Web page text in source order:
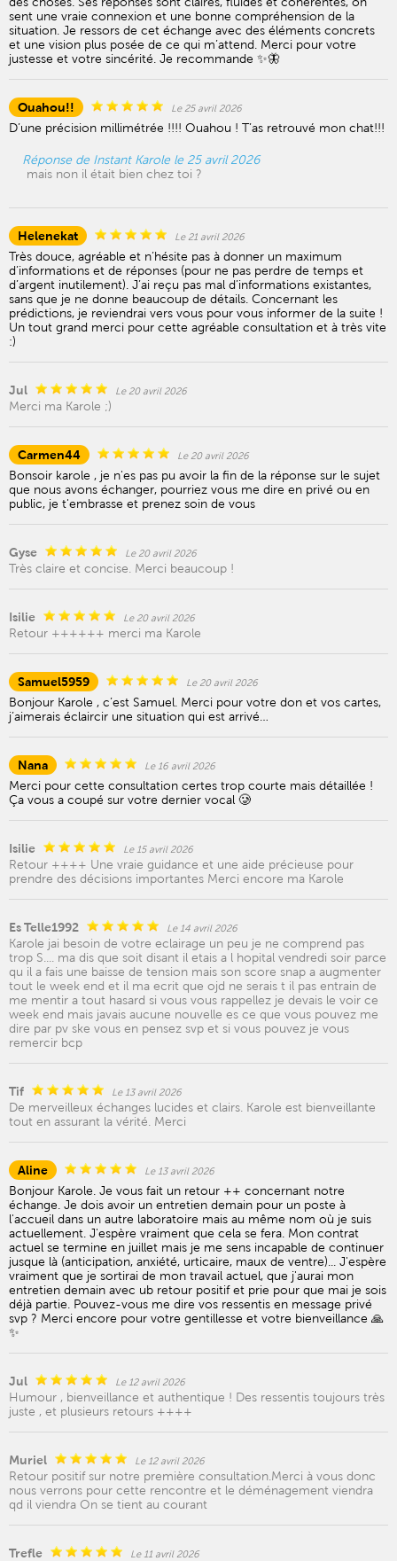
sent une vraie connexion et une bonne compréhension de la
situation. Je ressors de cet échange avec des éléments concrets
et une vision plus posée de ce qui m’attend. Merci pour votre
justesse et votre sincérité. Je recommande ✨🦋
Ouahou!! Le 25 avril 2026
D’une précision millimétrée !!!! Ouahou ! T’as retrouvé mon chat!!!
Réponse de Instant Karole le 25 avril 2026
mais non il était bien chez toi ?
Helenekat Le 21 avril 2026
Très douce, agréable et n’hésite pas à donner un maximum
d’informations et de réponses (pour ne pas perdre de temps et
d’argent inutilement). J’ai reçu pas mal d’informations existantes,
sans que je ne donne beaucoup de détails. Concernant les
prédictions, je reviendrai vers vous pour vous informer de la suite !
Un tout grand merci pour cette agréable consultation et à très vite
:)
Jul Le 20 avril 2026
Merci ma Karole ;)
Carmen44 Le 20 avril 2026
Bonsoir karole , je n'es pas pu avoir la fin de la réponse sur le sujet
que nous avons échanger, pourriez vous me dire en privé ou en
public, je t'embrasse et prenez soin de vous
Gyse Le 20 avril 2026
Très claire et concise. Merci beaucoup !
Isilie Le 20 avril 2026
Retour ++++++ merci ma Karole
Samuel5959 Le 20 avril 2026
Bonjour Karole , c’est Samuel. Merci pour votre don et vos cartes,
j’aimerais éclaircir une situation qui est arrivé…
Nana Le 16 avril 2026
Merci pour cette consultation certes trop courte mais détaillée !
Ça vous a coupé sur votre dernier vocal 🥲
Isilie Le 15 avril 2026
Retour ++++ Une vraie guidance et une aide précieuse pour
prendre des décisions importantes Merci encore ma Karole
Es Telle1992 Le 14 avril 2026
Karole jai besoin de votre eclairage un peu je ne comprend pas
trop S.... ma dis que soit disant il etais a l hopital vendredi soir parce
qu il a fais une baisse de tension mais son score snap a augmenter
tout le week end et il ma ecrit que ojd ne serais t il pas entrain de
me mentir a tout hasard si vous vous rappellez je devais le voir ce
week end mais javais aucune nouvelle es ce que vous pouvez me
dire par pv ske vous en pensez svp et si vous pouvez je vous
remercir bcp
Tif Le 13 avril 2026
De merveilleux échanges lucides et clairs. Karole est bienveillante
tout en assurant la vérité. Merci
Aline Le 13 avril 2026
Bonjour Karole. Je vous fait un retour ++ concernant notre
échange. Je dois avoir un entretien demain pour un poste à
l'accueil dans un autre laboratoire mais au même nom où je suis
actuellement. J'espère vraiment que cela se fera. Mon contrat
actuel se termine en juillet mais je me sens incapable de continuer
jusque là (anticipation, anxiété, urticaire, maux de ventre)... J'espère
vraiment que je sortirai de mon travail actuel, que j'aurai mon
entretien demain avec ub retour positif et prie pour que mai je sois
déjà partie. Pouvez-vous me dire vos ressentis en message privé
svp ? Merci encore pour votre gentillesse et votre bienveillance 🙏
✨️
Jul Le 12 avril 2026
Humour , bienveillance et authentique ! Des ressentis toujours très
juste , et plusieurs retours ++++
Muriel Le 12 avril 2026
Retour positif sur notre première consultation.Merci à vous donc
nous verrons pour cette rencontre et le déménagement viendra
qd il viendra On se tient au courant
Trefle Le 11 avril 2026